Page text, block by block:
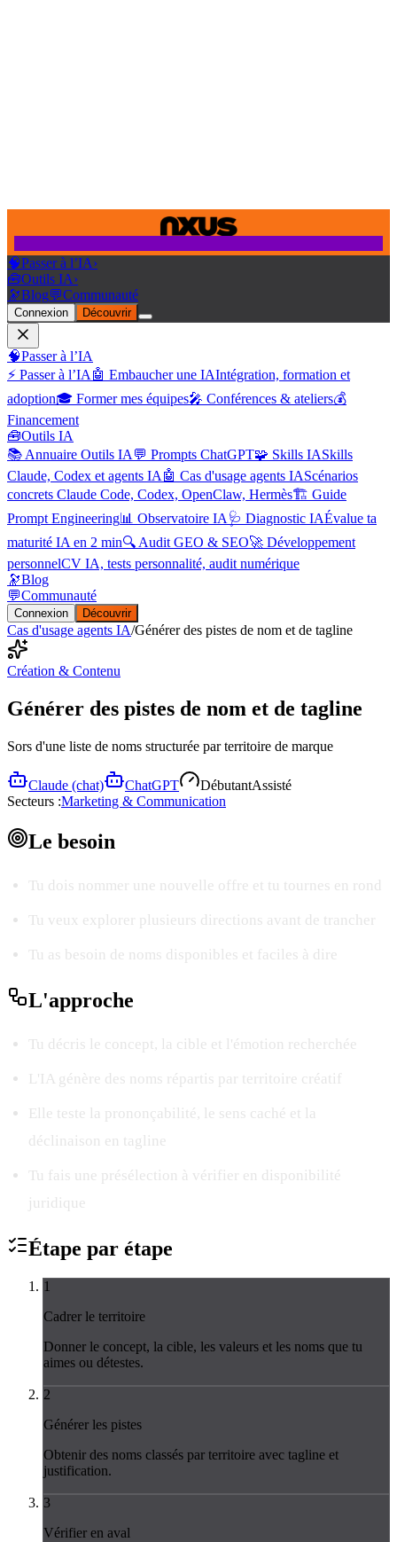
🧠Passer à l’IA›
🧰Outils IA›
🔭Blog💬Communauté
Connexion Découvrir
🧠Passer à l’IA
⚡ Passer à l’IA 🤖 Embaucher une IAIntégration, formation et
adoption🎓 Former mes équipes🎤 Conférences & ateliers💰
Financement
🧰Outils IA
📚 Annuaire Outils IA 💬 Prompts ChatGPT🧩 Skills IASkills
Claude, Codex et agents IA 🤖 Cas d'usage agents IAScénarios
concrets Claude Code, Codex, OpenClaw, Hermès🏗️ Guide
Prompt Engineering📊 Observatoire IA 🩺 Diagnostic IAÉvalue ta
maturité IA en 2 min🔍 Audit GEO & SEO🚀 Développement
personnelCV IA, tests personnalité, audit numérique
🔭Blog
💬Communauté
Connexion Découvrir
Cas d'usage agents IA/Générer des pistes de nom et de tagline
Création & Contenu
Générer des pistes de nom et de tagline
Sors d'une liste de noms structurée par territoire de marque
Claude (chat) ChatGPT DébutantAssisté
Secteurs :Marketing & Communication
Le besoin
Tu dois nommer une nouvelle offre et tu tournes en rond
Tu veux explorer plusieurs directions avant de trancher
Tu as besoin de noms disponibles et faciles à dire
L'approche
Tu décris le concept, la cible et l'émotion recherchée
L'IA génère des noms répartis par territoire créatif
Elle teste la prononçabilité, le sens caché et la
déclinaison en tagline
Tu fais une présélection à vérifier en disponibilité
juridique
Étape par étape
1
Cadrer le territoire
Donner le concept, la cible, les valeurs et les noms que tu
aimes ou détestes.
2
Générer les pistes
Obtenir des noms classés par territoire avec tagline et
justification.
3
Vérifier en aval